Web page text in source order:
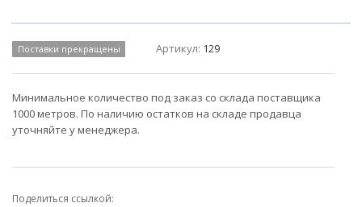
Поставки прекращены Артикул: 129
Минимальное количество под заказ со склада поставщика
1000 метров. По наличию остатков на складе продавца
уточняйте у менеджера.
Поделиться ссылкой: